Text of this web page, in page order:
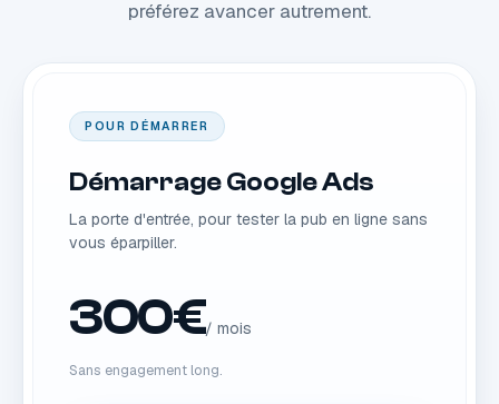
préférez avancer autrement.
POUR DÉMARRER
Démarrage Google Ads
La porte d'entrée, pour tester la pub en ligne sans
vous éparpiller.
300€/ mois
Sans engagement long.